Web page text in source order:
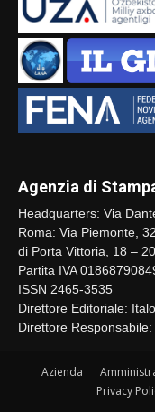
Agenzia di
Headquarters: Via
Roma: Via Piemonte,
di Porta Vittoria, 18 –
Partita IVA
ISSN 2465-3535
Direttore Editoriale:
Direttore
Azienda
Privacy